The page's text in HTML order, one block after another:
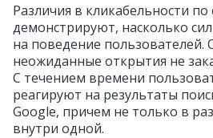
Различия в кликабельности
демонстрируют, насколько
на поведение пользователей.
неожиданные открытия не
С течением времени
реагируют на результаты
Google, причем не только в
внутри одной.